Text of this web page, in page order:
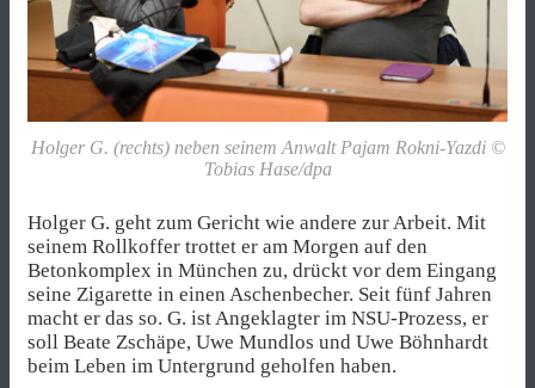
Holger G. (rechts) neben seinem Anwalt Pajam Rokni-Yazdi ©
Tobias Hase/dpa
Holger G. geht zum Gericht wie andere zur Arbeit. Mit
seinem Rollkoffer trottet er am Morgen auf den
Betonkomplex in München zu, drückt vor dem Eingang
seine Zigarette in einen Aschenbecher. Seit fünf Jahren
macht er das so. G. ist Angeklagter im NSU-Prozess, er
soll Beate Zschäpe, Uwe Mundlos und Uwe Böhnhardt
beim Leben im Untergrund geholfen haben.